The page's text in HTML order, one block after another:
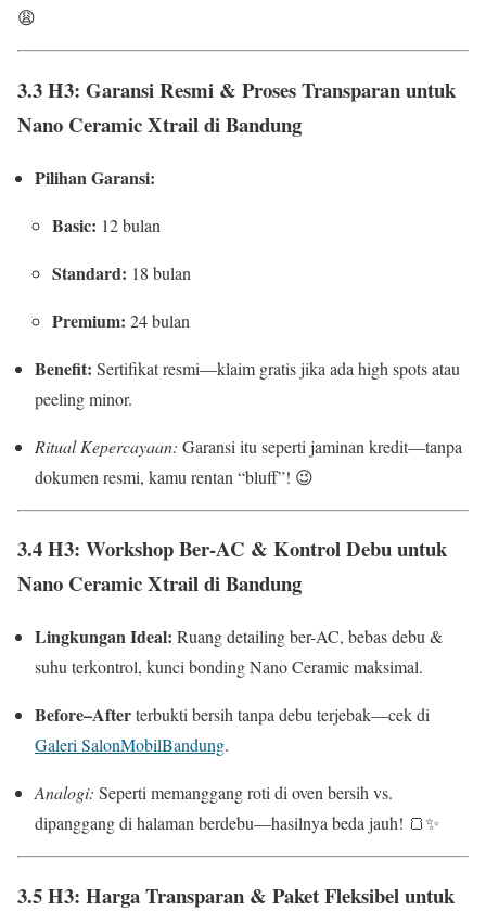
😩
3.3 H3: Garansi Resmi & Proses Transparan untuk
Nano Ceramic Xtrail di Bandung
Pilihan Garansi:
Basic: 12 bulan
Standard: 18 bulan
Premium: 24 bulan
Benefit: Sertifikat resmi—klaim gratis jika ada high spots atau
peeling minor.
Ritual Kepercayaan: Garansi itu seperti jaminan kredit—tanpa
dokumen resmi, kamu rentan “bluff”! 😉
3.4 H3: Workshop Ber-AC & Kontrol Debu untuk
Nano Ceramic Xtrail di Bandung
Lingkungan Ideal: Ruang detailing ber-AC, bebas debu &
suhu terkontrol, kunci bonding Nano Ceramic maksimal.
Before–Afterterbukti bersih tanpa debu terjebak—cek di
Galeri SalonMobilBandung.
Analogi: Seperti memanggang roti di oven bersih vs.
dipanggang di halaman berdebu—hasilnya beda jauh! 🍞✨
3.5 H3: Harga Transparan & Paket Fleksibel untuk